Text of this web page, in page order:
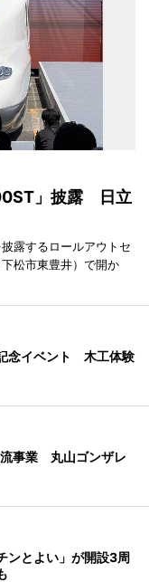
」披露 日立
露するロールアウトセ
松市東豊井）で開か
念イベント 木工体験
事業 丸山ゴンザレ
ンとよい」が開設3周